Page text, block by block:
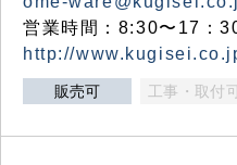
営業時間：8:30〜17：
http://
販売可 工事・取付